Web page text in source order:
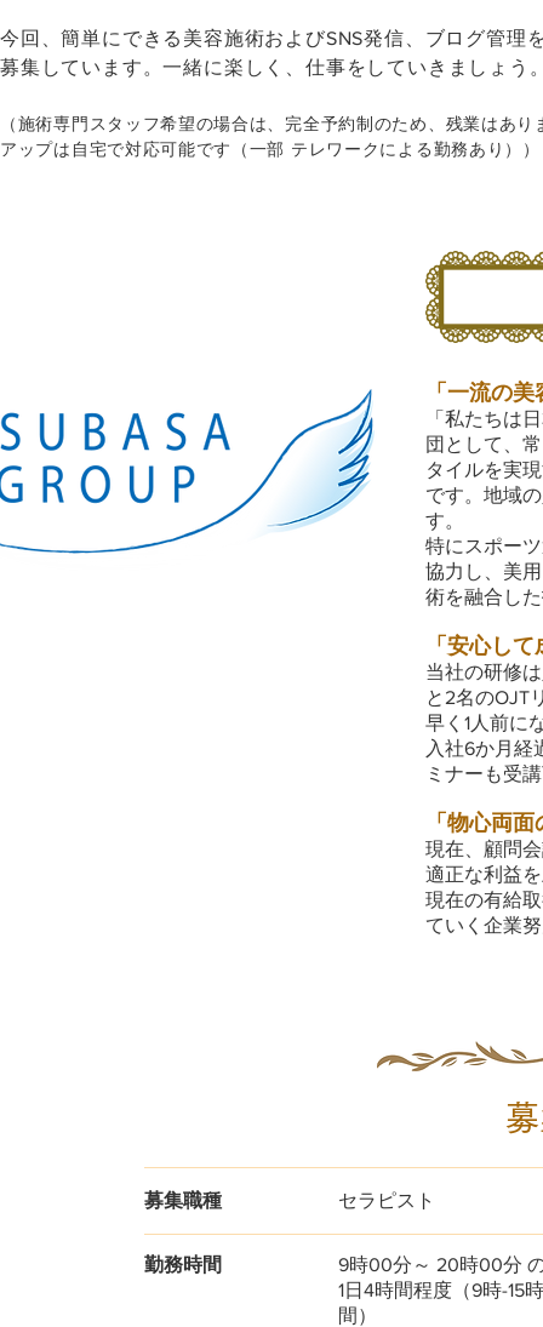
今回、簡単にできる美容施術およびSNS発信、ブログ管理
募集しています。一緒に楽しく、仕事をしていきましょう
（施術専門スタッフ希望の場合は、完全予約制のため、残業はあ
アップは自宅で対応可能です（一部 テレワークによる勤務あり））
「一流の
「私たちは
団として、
タイルを実
です。地域
す。
特にスポー
協力し、美
術を融合し
「安心し
当社の研修
と2名のOJT
早く1人前に
入社6か月経
ミナーも受
「物心両
現在、顧問
適正な利益
現在の有給
ていく企業
募集職種 セラピスト
勤務時間
9時00分～ 20時00分
1日4時間程度（9時-15